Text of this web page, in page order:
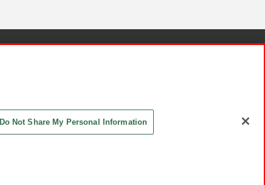
Do Not Share My Personal Information